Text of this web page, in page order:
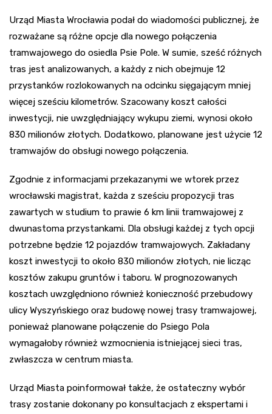
Urząd Miasta Wrocławia podał do wiadomości publicznej, że
rozważane są różne opcje dla nowego połączenia
tramwajowego do osiedla Psie Pole. W sumie, sześć różnych
tras jest analizowanych, a każdy z nich obejmuje 12
przystanków rozlokowanych na odcinku sięgającym mniej
więcej sześciu kilometrów. Szacowany koszt całości
inwestycji, nie uwzględniający wykupu ziemi, wynosi około
830 milionów złotych. Dodatkowo, planowane jest użycie 12
tramwajów do obsługi nowego połączenia.
Zgodnie z informacjami przekazanymi we wtorek przez
wrocławski magistrat, każda z sześciu propozycji tras
zawartych w studium to prawie 6 km linii tramwajowej z
dwunastoma przystankami. Dla obsługi każdej z tych opcji
potrzebne będzie 12 pojazdów tramwajowych. Zakładany
koszt inwestycji to około 830 milionów złotych, nie licząc
kosztów zakupu gruntów i taboru. W prognozowanych
kosztach uwzględniono również konieczność przebudowy
ulicy Wyszyńskiego oraz budowę nowej trasy tramwajowej,
ponieważ planowane połączenie do Psiego Pola
wymagałoby również wzmocnienia istniejącej sieci tras,
zwłaszcza w centrum miasta.
Urząd Miasta poinformował także, że ostateczny wybór
trasy zostanie dokonany po konsultacjach z ekspertami i